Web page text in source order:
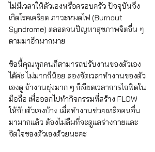
ไม่มีเวลาให้ตัวเองหรือครอบครัว ปัจจุบันจึง
เกิดโรคเครียด ภาวะหมดไฟ (Burnout
Syndrome) ตลอดจนปัญหาสุขภาพจิตอื่น ๆ
ตามมาอีกมากมาย
ข้อนี้คุณทุกคนก็สามารถปรับงานของตัวเอง
ได้ค่ะ ไม่มากก็น้อย ลองจัดเวลาทำงานของตัว
เองดู ถ้างานยุ่งมาก ๆ ก็เจียดเวลาการไถฟีดใน
มือถือ เพื่อออกไปทำกิจกรรมที่สร้าง FLOW
ให้กับตัวเองบ้าง เมื่อทำงานช่วยเหลือคนอื่น
มามากแล้ว ต้องไม่ลืมที่จะดูแลร่างกายและ
จิตใจของตัวเองด้วยนะคะ